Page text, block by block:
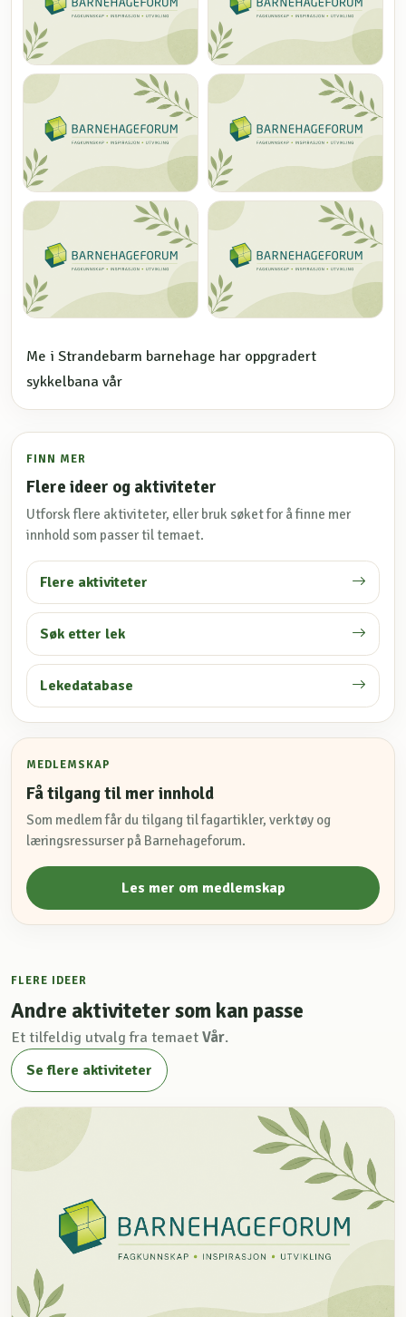
Me i Strandebarm barnehage har oppgradert
sykkelbana vår
FINN MER
Flere ideer og aktiviteter
Utforsk flere aktiviteter, eller bruk søket for å finne mer
innhold som passer til temaet.
Flere aktiviteter
Søk etter lek
Lekedatabase
MEDLEMSKAP
Få tilgang til mer innhold
Som medlem får du tilgang til fagartikler, verktøy og
læringsressurser på Barnehageforum.
Les mer om medlemskap
FLERE IDEER
Andre aktiviteter som kan passe
Et tilfeldig utvalg fra temaet Vår.
Se flere aktiviteter